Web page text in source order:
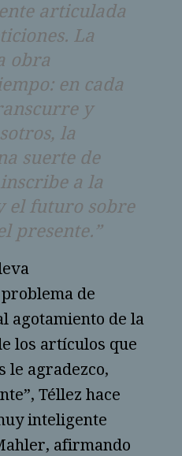
articulada
La
obra
en cada
y
la
suerte de
a la
el futuro sobre
presente.”
de
agotamiento de la
los artículos que
le agradezco,
Téllez hace
inteligente
afirmando